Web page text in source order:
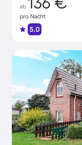
ab
pro Nacht
5.0